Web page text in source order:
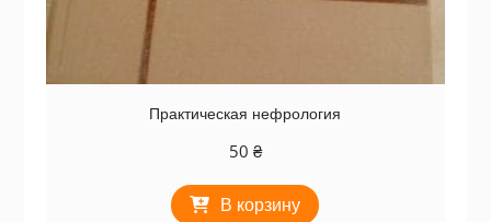
Практическая нефрология
50 ₴
В корзину